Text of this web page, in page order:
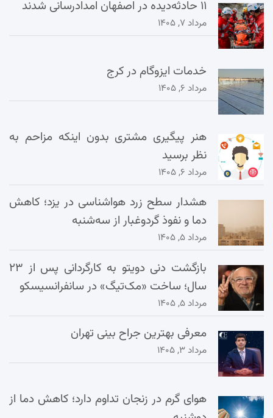
۱۱ حادثه‌دیده در اصفهان امدادرسانی شدند
مرداد ۷, ۱۴۰۵
خدمات ایزوگام در کرج
مرداد ۶, ۱۴۰۵
هنر پیگیری مشتری بدون اینکه مزاحم به
نظر برسید
مرداد ۶, ۱۴۰۵
هشدار سطح زرد هواشناسی در یزد؛ کاهش
دما و نفوذ گردوغبار از سه‌شنبه
مرداد ۵, ۱۴۰۵
بازگشت دنی دویتو به کارگردانی پس از ۲۳
سال؛ ساخت «مک‌تیگ» در سانفرانسیسکو
مرداد ۵, ۱۴۰۵
معرفی بهترین جراح بینی تهران
مرداد ۳, ۱۴۰۵
هوای گرم در زنجان تداوم دارد؛ کاهش دما از